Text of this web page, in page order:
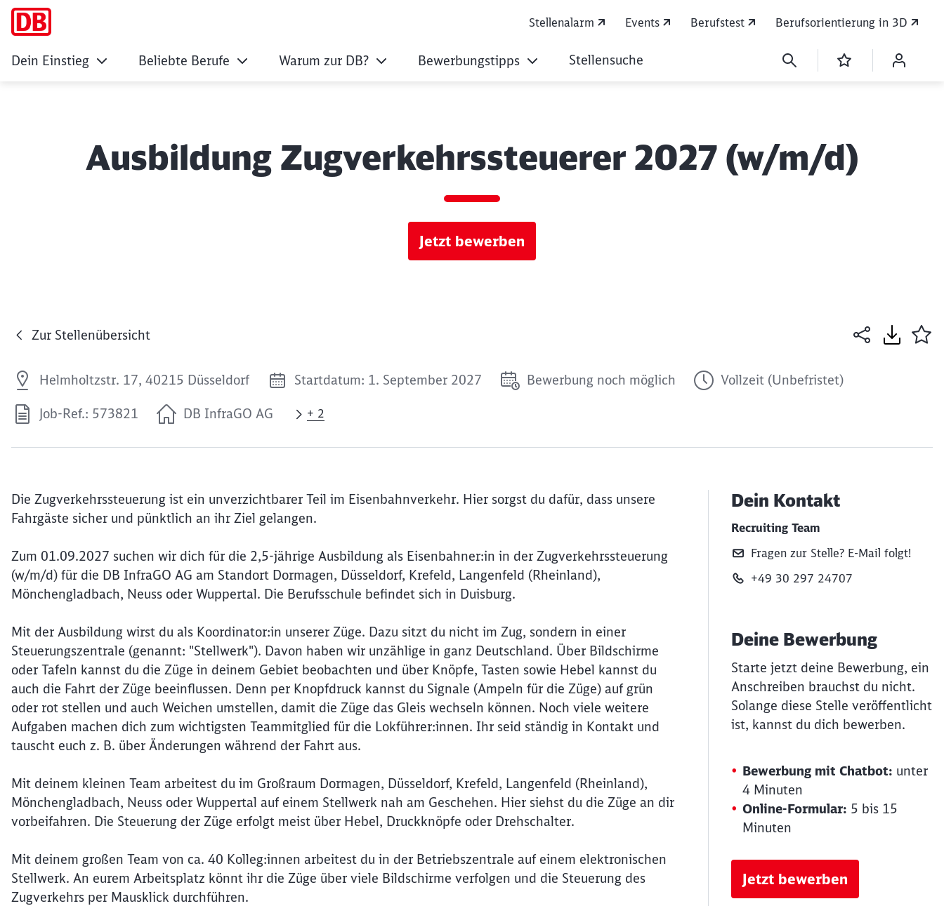
Stellenalarm Events Berufstest Berufsorientierung in 3D
Dein Einstieg Beliebte Berufe Warum zur DB? Bewerbungstipps Stellensuche
Ausbildung Zugverkehrssteuerer 2027 (w/m/d)
Jetzt bewerben
Zur Stellenübersicht
Helmholtzstr. 17, 40215 Düsseldorf Startdatum: 1. September 2027 Bewerbung noch möglich Vollzeit (Unbefristet)
Job-Ref.: 573821 DB InfraGO AG + 2
Die Zugverkehrssteuerung ist ein unverzichtbarer Teil im Eisenbahnverkehr. Hier sorgst du dafür, dass unsere
Fahrgäste sicher und pünktlich an ihr Ziel gelangen.
Zum 01.09.2027 suchen wir dich für die 2,5-jährige Ausbildung als Eisenbahner:in in der Zugverkehrssteuerung
(w/m/d) für die DB InfraGO AG am Standort Dormagen, Düsseldorf, Krefeld, Langenfeld (Rheinland),
Mönchengladbach, Neuss oder Wuppertal. Die Berufsschule befindet sich in Duisburg.
Mit der Ausbildung wirst du als Koordinator:in unserer Züge. Dazu sitzt du nicht im Zug, sondern in einer
Steuerungszentrale (genannt: "Stellwerk"). Davon haben wir unzählige in ganz Deutschland. Über Bildschirme
oder Tafeln kannst du die Züge in deinem Gebiet beobachten und über Knöpfe, Tasten sowie Hebel kannst du
auch die Fahrt der Züge beeinflussen. Denn per Knopfdruck kannst du Signale (Ampeln für die Züge) auf grün
oder rot stellen und auch Weichen umstellen, damit die Züge das Gleis wechseln können. Noch viele weitere
Aufgaben machen dich zum wichtigsten Teammitglied für die Lokführer:innen. Ihr seid ständig in Kontakt und
tauscht euch z. B. über Änderungen während der Fahrt aus.
Mit deinem kleinen Team arbeitest du im Großraum Dormagen, Düsseldorf, Krefeld, Langenfeld (Rheinland),
Mönchengladbach, Neuss oder Wuppertal auf einem Stellwerk nah am Geschehen. Hier siehst du die Züge an dir
vorbeifahren. Die Steuerung der Züge erfolgt meist über Hebel, Druckknöpfe oder Drehschalter.
Mit deinem großen Team von ca. 40 Kolleg:innen arbeitest du in der Betriebszentrale auf einem elektronischen
Stellwerk. An eurem Arbeitsplatz könnt ihr die Züge über viele Bildschirme verfolgen und die Steuerung des
Zugverkehrs per Mausklick durchführen.
Dein Kontakt
Recruiting Team
Fragen zur Stelle? E‑Mail folgt!
+49 30 297 24707
Deine Bewerbung
Starte jetzt deine Bewerbung, ein
Anschreiben brauchst du nicht.
Solange diese Stelle veröffentlicht
ist, kannst du dich bewerben.
Bewerbung mit Chatbot: unter
4 Minuten
Online-Formular: 5 bis 15
Minuten
Jetzt bewerben